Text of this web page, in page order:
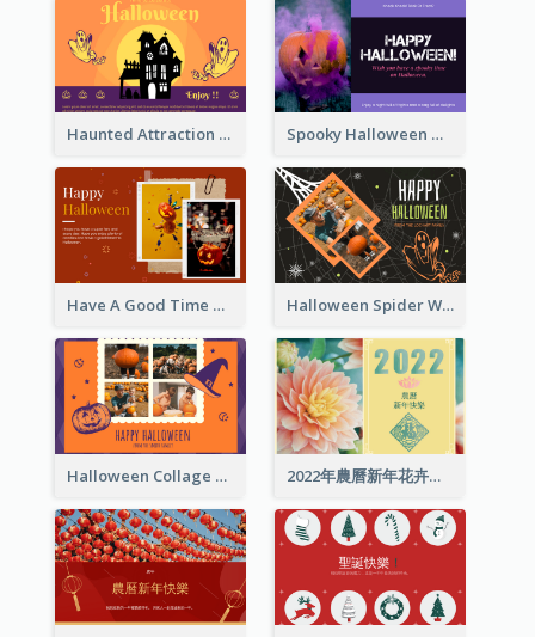
Haunted Attraction Themed Halloween Card Spooky Halloween Greeting Card
Have A Good Time This Halloween Greeting Card Halloween Spider Web Greeting Card
Halloween Collage Greeting Card 2022年農曆新年花卉照片賀卡